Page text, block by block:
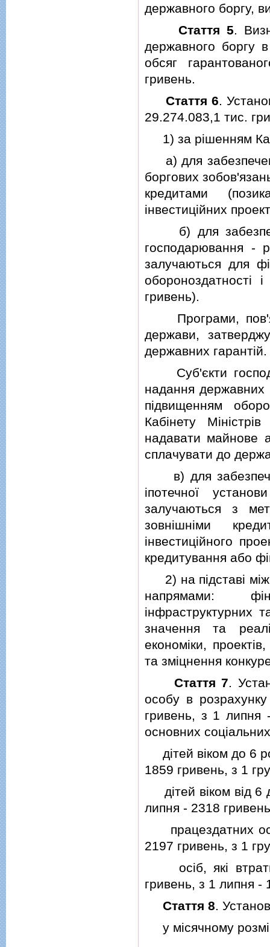
державного боргу,
Стаття 5.
державного боргу
обсяг
гривень.
Стаття 6.
29.274.083,1 тис.
1) за рiшенням
а) для
боргових
кредитами
iнвестицiйних
б) для
господарювання -
залучаються для
обороноздатностi
гривень).
Програми,
держави,
державних гарантiй.
Суб'єкти
надання державних
пiдвищенням
Кабiнету Мiнiстрiв
надавати майнове
сплачувати до
в) для
iпотечної
залучаються з
зовнiшнiми
iнвестицiйного
кредитування або
2) на пiдставi
напрямами:
iнфраструктурних
значення та
економiки,
та змiцнення
Стаття 7.
особу в
гривень, з 1 липня
основних
дiтей вiком до 6
1859 гривень, з 1
дiтей вiком вiд 6
липня - 2318
працездатних
2197 гривень, з 1
осiб, якi
гривень, з 1 липня -
Стаття 8.
у мiсячному